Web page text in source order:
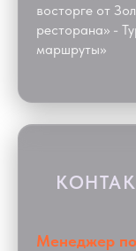
восторге от
ресторана» -
маршруты»
Менеджер по